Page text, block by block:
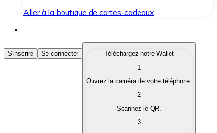
Aller à la boutique de cartes-cadeaux
Acheter des Cryptomonnaies
Achetez les cryptomonnaies qui vous intéressent
Convertissez vos cryptomonnaies en monnaie
S'inscrire Se connecter
Téléchargez notre Wallet
1
Ouvrez la caméra de votre téléphone.
2
Scannez le QR.
3